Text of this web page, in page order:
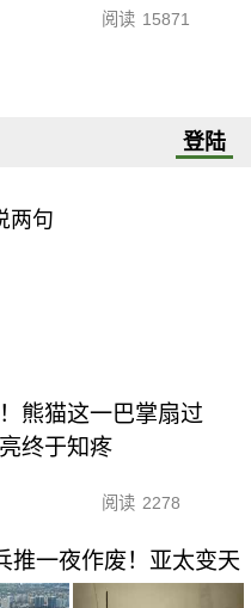
阅读 15871
登陆
两句
熊猫这一巴掌扇过
终于知疼
阅读 2278
推一夜作废！亚太变天